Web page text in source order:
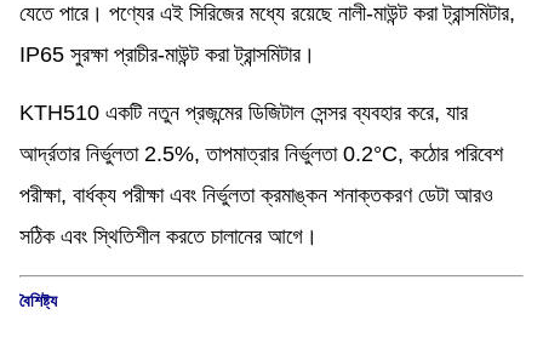
যেতে পারে। পণ্যের এই সিরিজের মধ্যে রয়েছে নালী-মাউন্ট করা ট্রান্সমিটার,
IP65 সুরক্ষা প্রাচীর-মাউন্ট করা ট্রান্সমিটার।
KTH510 একটি নতুন প্রজন্মের ডিজিটাল সেন্সর ব্যবহার করে, যার
আর্দ্রতার নির্ভুলতা 2.5%, তাপমাত্রার নির্ভুলতা 0.2°C, কঠোর পরিবেশ
পরীক্ষা, বার্ধক্য পরীক্ষা এবং নির্ভুলতা ক্রমাঙ্কন শনাক্তকরণ ডেটা আরও
সঠিক এবং স্থিতিশীল করতে চালানের আগে।
বৈশিষ্ট্য